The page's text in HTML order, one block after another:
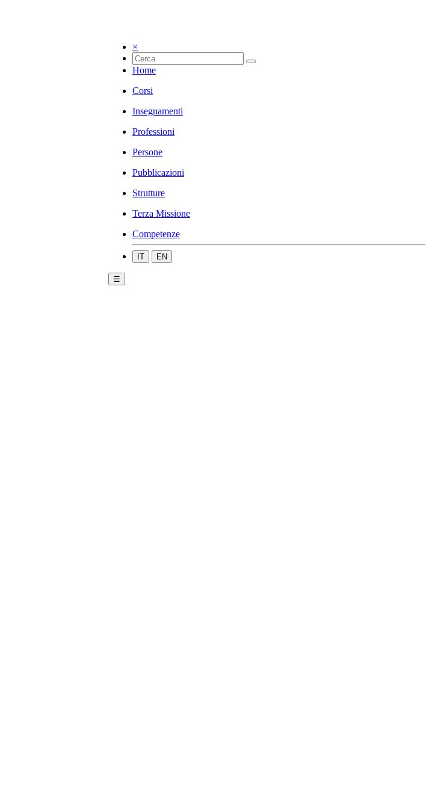
×
Home
Corsi
Insegnamenti
Professioni
Persone
Pubblicazioni
Strutture
Terza Missione
Competenze
IT EN
☰